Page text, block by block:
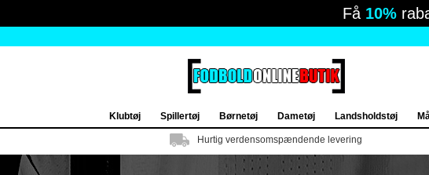
Få 10%
Klubtøj Spillertøj Børnetøj Dametøj Landsholdstøj
Hurtig verdensomspændende levering